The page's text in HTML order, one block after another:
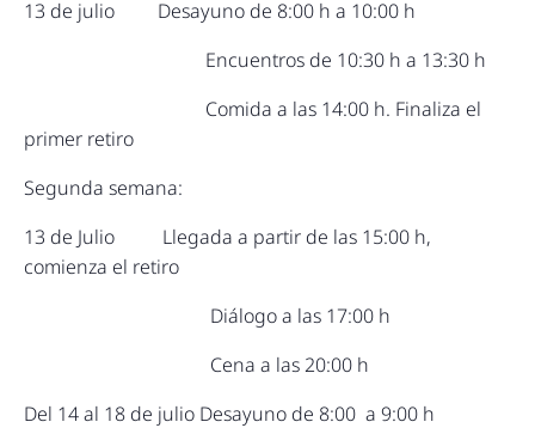
13 de julio Desayuno de 8:00 h a 10:00 h
Encuentros de 10:30 h a 13:30 h
Comida a las 14:00 h. Finaliza el
primer retiro
Segunda semana:
13 de Julio Llegada a partir de las 15:00 h,
comienza el retiro
Diálogo a las 17:00 h
Cena a las 20:00 h
Del 14 al 18 de julio Desayuno de 8:00 a 9:00 h